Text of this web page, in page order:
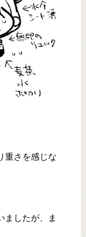
重さを感じな
ましたが、ま